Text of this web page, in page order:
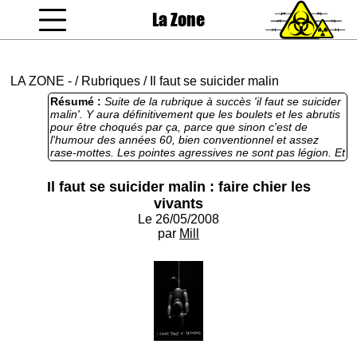
La Zone
LA ZONE - / Rubriques / Il faut se suicider malin
Résumé : Suite de la rubrique à succès 'il faut se suicider
malin'. Y aura définitivement que les boulets et les abrutis
pour être choqués par ça, parce que sinon c'est de
l'humour des années 60, bien conventionnel et assez
rase-mottes. Les pointes agressives ne sont pas légion. Et
contrairement aux autres épisodes, c'est pas du
de digressions ennuyeuses dont on pourrait largement se
Il faut se suicider malin : faire chier les
vivants
Le 26/05/2008
par Mill